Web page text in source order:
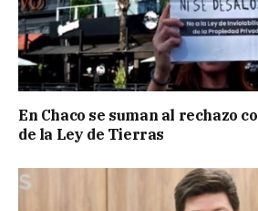
En Chaco se suman al rechazo
de la Ley de Tierras